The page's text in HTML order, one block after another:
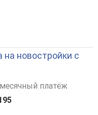
на новостройки с
платёж